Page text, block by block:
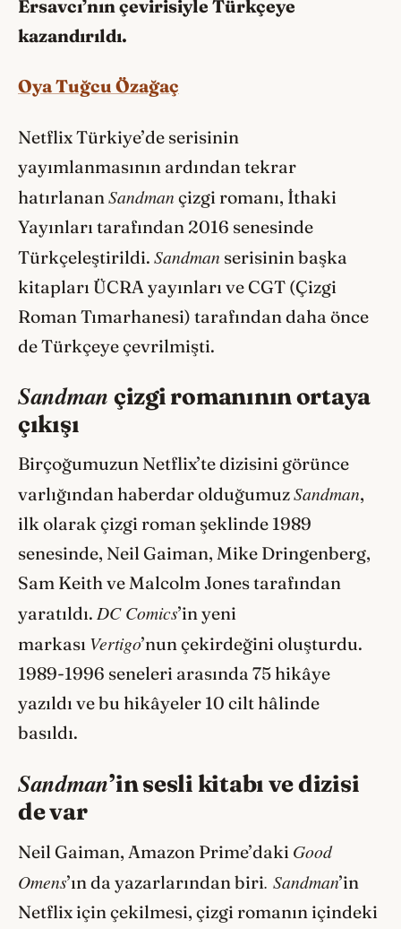
Ersavcı’nın çevirisiyle Türkçeye
kazandırıldı.
Oya Tuğcu Özağaç
Netflix Türkiye’de serisinin
yayımlanmasının ardından tekrar
hatırlanan Sandman çizgi romanı, İthaki
Yayınları tarafından 2016 senesinde
Türkçeleştirildi. Sandman serisinin başka
kitapları ÜCRA yayınları ve CGT (Çizgi
Roman Tımarhanesi) tarafından daha önce
de Türkçeye çevrilmişti.
Sandman çizgi romanının ortaya
çıkışı
Birçoğumuzun Netflix’te dizisini görünce
varlığından haberdar olduğumuzSandman,
ilk olarak çizgi roman şeklinde 1989
senesinde, Neil Gaiman, Mike Dringenberg,
Sam Keith ve Malcolm Jones tarafından
yaratıldı. DC Comics’in yeni
markası Vertigo’nun çekirdeğini oluşturdu.
1989-1996 seneleri arasında 75 hikâye
yazıldı ve bu hikâyeler 10 cilt hâlinde
basıldı.
Sandman’in sesli kitabı ve dizisi
de var
Neil Gaiman, Amazon Prime’daki Good
Omens’ın da yazarlarından biri. Sandman’in
Netflix için çekilmesi, çizgi romanın içindeki